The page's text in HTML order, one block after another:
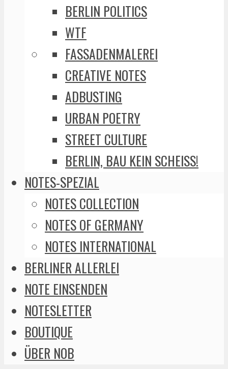
BERLIN POLITICS
WTF
FASSADENMALEREI
CREATIVE NOTES
ADBUSTING
URBAN POETRY
STREET CULTURE
BERLIN, BAU KEIN SCHEISS!
NOTES-SPEZIAL
NOTES COLLECTION
NOTES OF GERMANY
NOTES INTERNATIONAL
BERLINER ALLERLEI
NOTE EINSENDEN
NOTESLETTER
BOUTIQUE
ÜBER NOB